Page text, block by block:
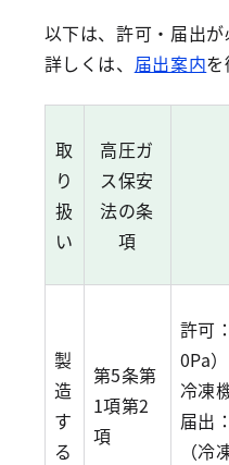
以下は、許可・届出
詳しくは、 届出案内
取
り
扱
い
高圧ガ
ス保安
法の条
項
製
造
す
る
第5条第
1項第2
項
許可
0Pa
冷凍
届出
（